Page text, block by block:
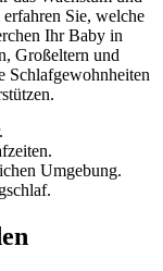
Sie, welche
Ihr Baby in
Großeltern und
Schlafgewohnheiten
Umgebung.